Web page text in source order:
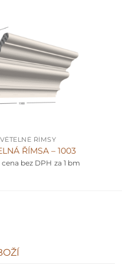
ŘÍMSY
ŘÍMSA – 1003
cena bez DPH za 1 bm